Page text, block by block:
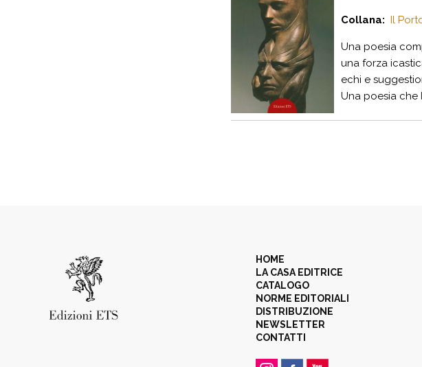
Collana: Il
Una poesia
una forza
echi e
Una poesia che
HOME
LA CASA EDITRICE
CATALOGO
NORME EDITORIALI
DISTRIBUZIONE
NEWSLETTER
CONTATTI